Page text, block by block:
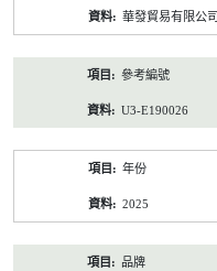
華發貿易有限公司
參考編號
U3-E190026
年份
2025
品牌